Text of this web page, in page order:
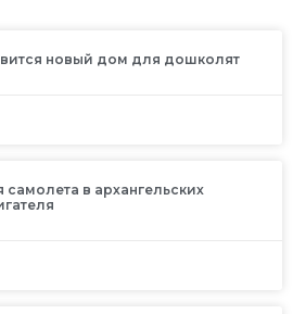
новый дом для дошколят
в архангельских